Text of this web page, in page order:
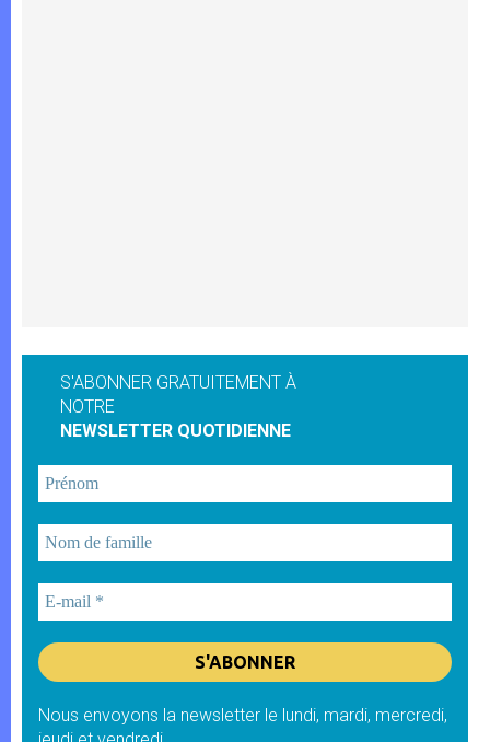
S'ABONNER GRATUITEMENT À
NOTRE
NEWSLETTER QUOTIDIENNE
Nous envoyons la newsletter le lundi, mardi, mercredi,